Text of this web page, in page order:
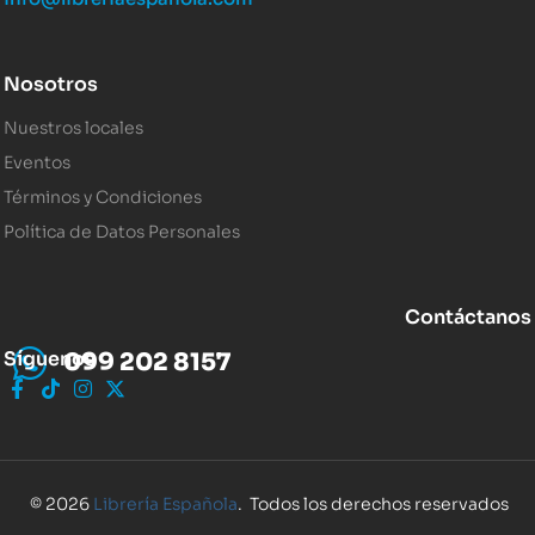
Nosotros
Nuestros locales
Eventos
Términos y Condiciones
Política de Datos Personales
Contáctanos
099 202 8157
Síguenos
© 2026 Librería Española. Todos los derechos reservados